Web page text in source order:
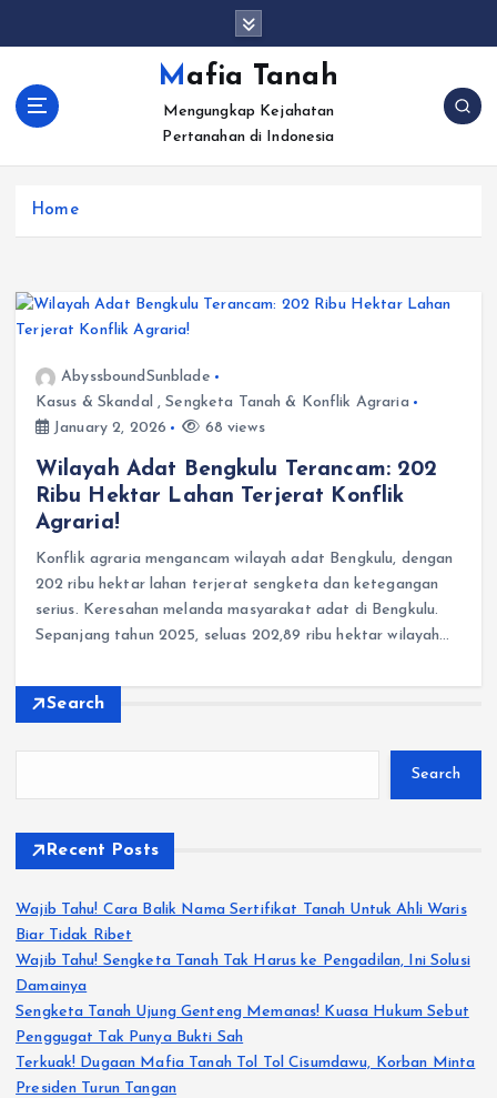
c
Mafia Tanah
Mengungkap Kejahatan
Pertanahan di Indonesia
Home
AbyssboundSunblade
Kasus & Skandal ,Sengketa Tanah & Konflik Agraria
January 2, 2026
68 views
Wilayah Adat Bengkulu Terancam: 202
Ribu Hektar Lahan Terjerat Konflik
Agraria!
Konflik agraria mengancam wilayah adat Bengkulu, dengan
202 ribu hektar lahan terjerat sengketa dan ketegangan
serius. Keresahan melanda masyarakat adat di Bengkulu. ​
Sepanjang tahun 2025, seluas 202,89 ribu hektar wilayah…
Search
Search
Recent Posts
Wajib Tahu! Cara Balik Nama Sertifikat Tanah Untuk Ahli Waris
Biar Tidak Ribet
Wajib Tahu! Sengketa Tanah Tak Harus ke Pengadilan, Ini Solusi
Damainya
Sengketa Tanah Ujung Genteng Memanas! Kuasa Hukum Sebut
Penggugat Tak Punya Bukti Sah
Terkuak! Dugaan Mafia Tanah Tol Tol Cisumdawu, Korban Minta
Presiden Turun Tangan